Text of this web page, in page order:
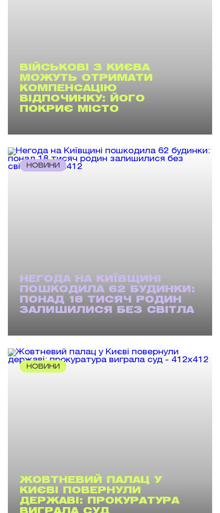
ВІЙСЬКОВІ З КИЄВА
МОЖУТЬ ОТРИМАТИ
КОМПЕНСАЦІЮ
ВІДПОЧИНКУ: ЙОГО
ПОКРИЄ МІСТО
НОВИНИ
НЕГОДА НА КИЇВЩИНІ
ПОШКОДИЛА 62 БУДИНКИ:
ПОНАД 18 ТИСЯЧ РОДИН
ЗАЛИШИЛИСЯ БЕЗ СВІТЛА
НОВИНИ
ЖОВТНЕВИЙ ПАЛАЦ У
КИЄВІ ПОВЕРНУЛИ
ДЕРЖАВІ: ПРОКУРАТУРА